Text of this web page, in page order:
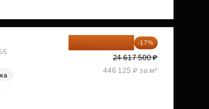
-17%
24 617 500 ₽
446 125 ₽ за м²